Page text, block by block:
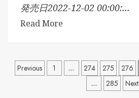
発売日2022-12-02 00:00:...
Read More
投
Previous 1 … 274 275 276
… 285 Next